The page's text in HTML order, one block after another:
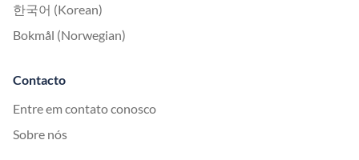
한국어 (Korean)
Bokmål (Norwegian)
Contacto
Entre em contato conosco
Sobre nós